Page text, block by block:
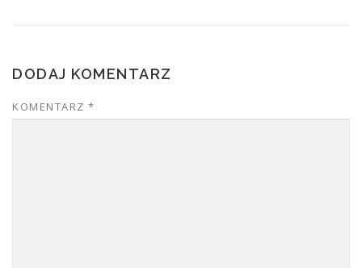
DODAJ KOMENTARZ
KOMENTARZ *